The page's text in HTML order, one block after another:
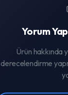
Yorum
Ürün hakkında
derecelendirme